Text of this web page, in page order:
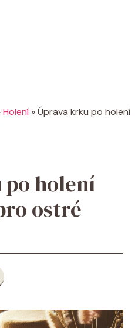
Holení »Úprava krku po holení
holení
ostré